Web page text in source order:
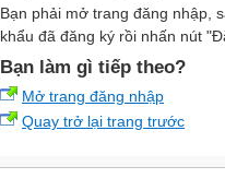
Bạn phải mở trang đăng nhập,
khẩu đã đăng ký rồi nhấn nút
Bạn làm gì tiếp theo?
Mở trang đăng nhập
Quay trở lại trang trước